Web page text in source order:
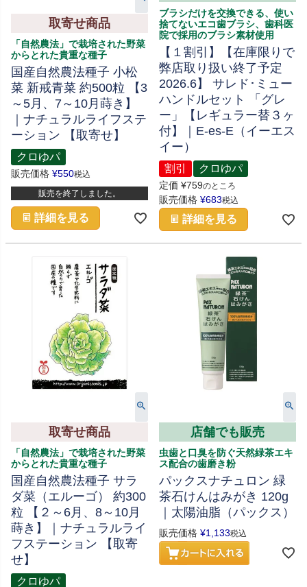
取寄せ商品
「自然農法」で栽培された野菜
からとれた貴重な種子
国産自然農法種子 小松
菜 新戒青菜 約500粒 【3
～5月、7～10月蒔き】
｜ナチュラルライフステ
ーション 【取寄せ】
クロゆパ
販売価格 ¥550税込
販売を終了しました。
詳細を見る
ブラシだけを交換できる、使い
捨てないエコ歯ブラシ、歯科医
院で採用のブラシ素材使用
【１割引】【在庫限りで
弊店取り扱い終了予定
2026.6】 サレド･ミュー
ハンドルセット 「グレ
ー」【レギュラー替３ヶ
付】｜E-es-E（イーエス
イー）
割引 クロゆパ
定価 ¥759のところ
販売価格 ¥683税込
詳細を見る
取寄せ商品
「自然農法」で栽培された野菜
からとれた貴重な種子
国産自然農法種子 サラ
ダ菜（エルーゴ） 約300
粒 【２～6月、8～10月
蒔き】｜ナチュラルライ
フステーション 【取寄
せ】
クロゆパ
店舗でも販売
虫歯と口臭を防ぐ天然緑茶エキ
ス配合の歯磨き粉
パックスナチュロン 緑
茶石けんはみがき 120g
｜太陽油脂（パックス）
販売価格 ¥1,133税込